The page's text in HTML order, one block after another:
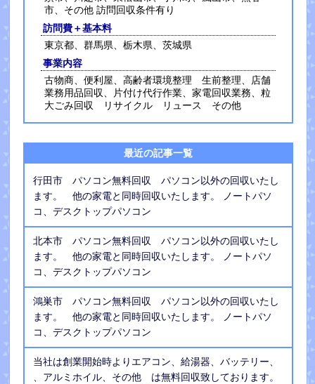
市、その他 訪問回収条件有り
訪問費＋基本料
東京都、群馬県、栃木県、茨城県
事業内容
古物商、便利屋、高齢者環境整理 生前整理、店舗
業務用品回収、片付け代行作業、家電回収業務、粒
大ごみ回収 リサイクル リュース その他
最近の記事一覧
行田市 パソコン無料回収 パソコン以外の回収いたし
ます。 他の家電と同時回収いたします。 ノートパソ
コ、デスクトップパソコン
北本市 パソコン無料回収 パソコン以外の回収いたし
ます。 他の家電と同時回収いたします。 ノートパソ
コ、デスクトップパソコン
鴻巣市 パソコン無料回収 パソコン以外の回収いたし
ます。 他の家電と同時回収いたします。 ノートパソ
コ、デスクトップパソコン
当社は創業開始時よりエアコン、給湯器、バッテリー、
、アルミホイル、その他 は無料回収致しております。